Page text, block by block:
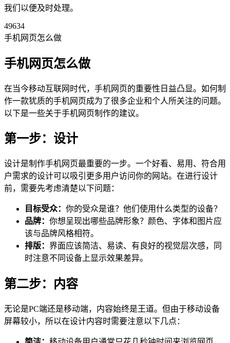
我们以便及时处理。
49634
手机网页怎么做
手机网页怎么做
在当今移动互联网时代，手机网页的重要性日益凸显。如何制
作一款犹质的手机网页成为了很多企业和个人所关注的问题。
以下是一些关于手机网页制作的建议。
第一步：设计
设计是制作手机网页最重要的一步。一个好看、易用、符合用
户需求的设计可以吸引更多用户访问你的网站。在进行设计
前，需要先考虑清楚以下问题：
目标受众： 你的受众是谁？他们使用什么类型的设备？
品牌： 你想呈现出哪些品牌形象？颜色、字体和图片应
该与品牌风格相符。
排版： 界面应该简洁、易读、有良好的视觉层次感，同
时注意不同设备上显示效果差异。
第二步：内容
无论是PC端还是移动端，内容始终是王道。但由于移动设备
屏幕较小，所以在设计内容时需要注意以下几点：